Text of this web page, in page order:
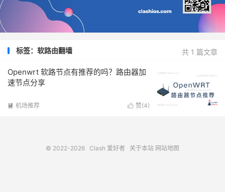
共 1 篇文章
标签：软路由翻墙
Openwrt 软路节点有推荐的吗？路由器加
速节点分享
 赞(4)
 机场推荐
© 2022-2026 Clash 爱好者 关于本站 网站地图